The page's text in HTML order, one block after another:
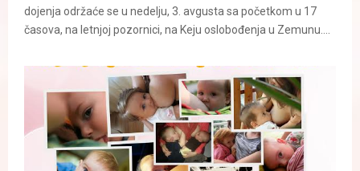
dojenja održaće se u nedelju, 3. avgusta sa početkom u 17
časova, na letnjoj pozornici, na Keju oslobođenja u Zemunu....